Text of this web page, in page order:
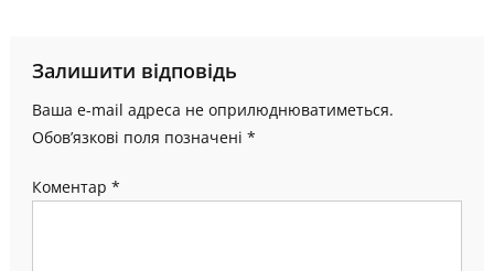
Залишити відповідь
Ваша e-mail адреса не оприлюднюватиметься.
Обов’язкові поля позначені *
Коментар *